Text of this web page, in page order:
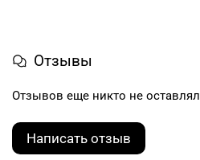
Отзывы
Отзывов еще никто не оставлял
Написать отзыв